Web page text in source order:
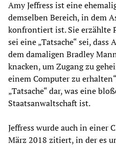
Amy Jeffress ist eine
demselben Bereich, in dem
konfrontiert ist. Sie erzählte
sei eine „Tatsache“ sei, dass
dem damaligen Bradley
knacken, um Zugang zu
einem Computer zu
„Tatsache“ dar, was eine
Staatsanwaltschaft ist.
Jeffress wurde auch in einer
März 2018 zitiert, in der es